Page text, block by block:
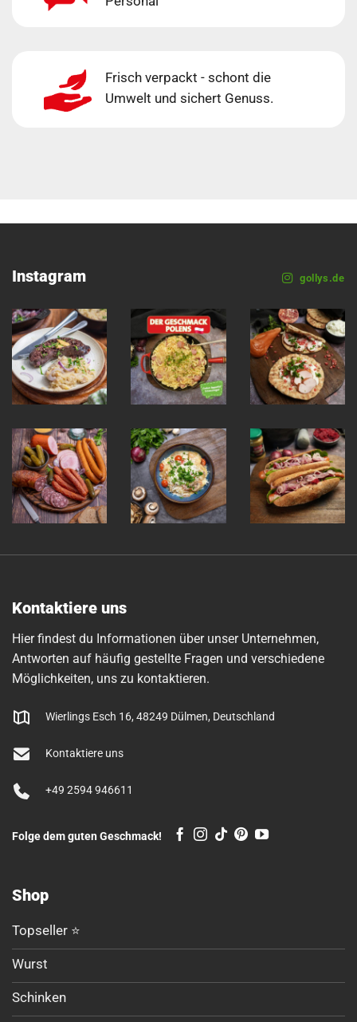
Frisch verpackt - schont die
Umwelt und sichert Genuss.
Instagram gollys.de
Kontaktiere uns
Hier findest du Informationen über unser Unternehmen,
Antworten auf häufig gestellte Fragen und verschiedene
Möglichkeiten, uns zu kontaktieren.
Wierlings Esch 16, 48249 Dülmen, Deutschland
Kontaktiere uns
+49 2594 946611
Folge dem guten Geschmack!
Shop
Topseller ⭐
Wurst
Schinken